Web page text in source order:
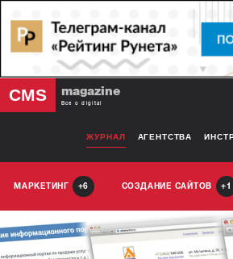
CMS magazine
Все о digital
ЖУРНАЛ АГЕНТСТВА
МАРКЕТИНГ 6 СОЗДАНИЕ САЙТОВ 1